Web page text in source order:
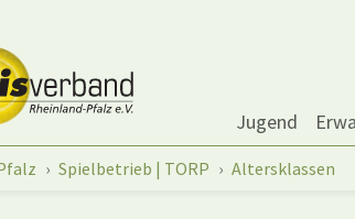
Jugend
Spielbetrieb | TORP Altersklassen